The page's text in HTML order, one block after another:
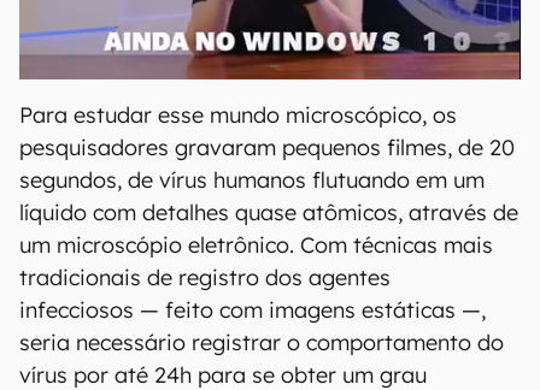
Para estudar esse mundo microscópico, os
pesquisadores gravaram pequenos filmes, de 20
segundos, de vírus humanos flutuando em um
líquido com detalhes quase atômicos, através de
um microscópio eletrônico. Com técnicas mais
tradicionais de registro dos agentes
infecciosos — feito com imagens estáticas —,
seria necessário registrar o comportamento do
vírus por até 24h para se obter um grau